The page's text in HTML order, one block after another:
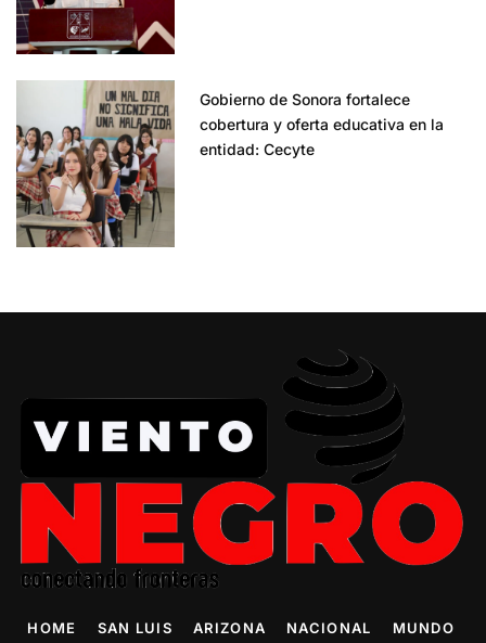
Gobierno de Sonora fortalece
cobertura y oferta educativa en la
entidad: Cecyte
HOME SAN LUIS ARIZONA NACIONAL MUNDO